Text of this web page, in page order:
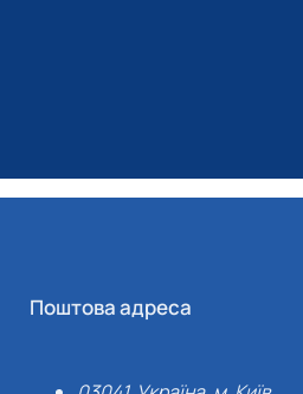
Поштова адреса